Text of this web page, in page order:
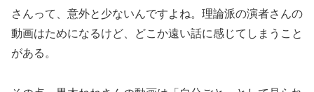
さんって、意外と少ないんですよね。理論派の演者さんの
動画はためになるけど、どこか遠い話に感じてしまうこと
がある。